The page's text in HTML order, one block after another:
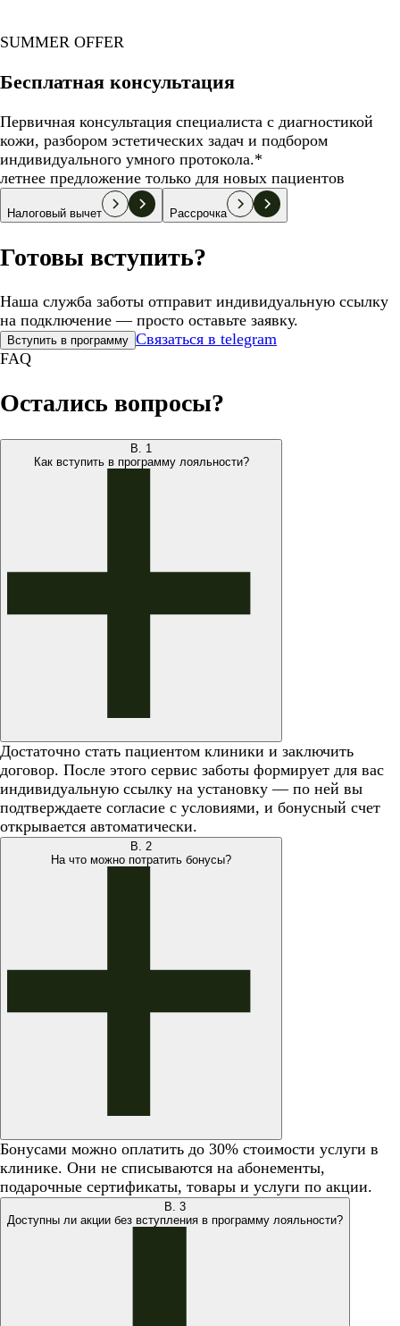
SUMMER OFFER
Бесплатная консультация
Первичная консультация специалиста с диагностикой
кожи, разбором эстетических задач и подбором
индивидуального умного протокола.*
летнее предложение только для новых пациентов
Налоговый вычет Рассрочка
Готовы вступить?
Наша служба заботы отправит индивидуальную ссылку
на подключение — просто оставьте заявку.
Вступить в программу Связаться в telegram
FAQ
Остались вопросы?
В. 1
Как вступить в программу лояльности?
Достаточно стать пациентом клиники и заключить
договор. После этого сервис заботы формирует для вас
индивидуальную ссылку на установку — по ней вы
подтверждаете согласие с условиями, и бонусный счет
открывается автоматически.
В. 2
На что можно потратить бонусы?
Бонусами можно оплатить до 30% стоимости услуги в
клинике. Они не списываются на абонементы,
подарочные сертификаты, товары и услуги по акции.
В. 3
Доступны ли акции без вступления в программу лояльности?